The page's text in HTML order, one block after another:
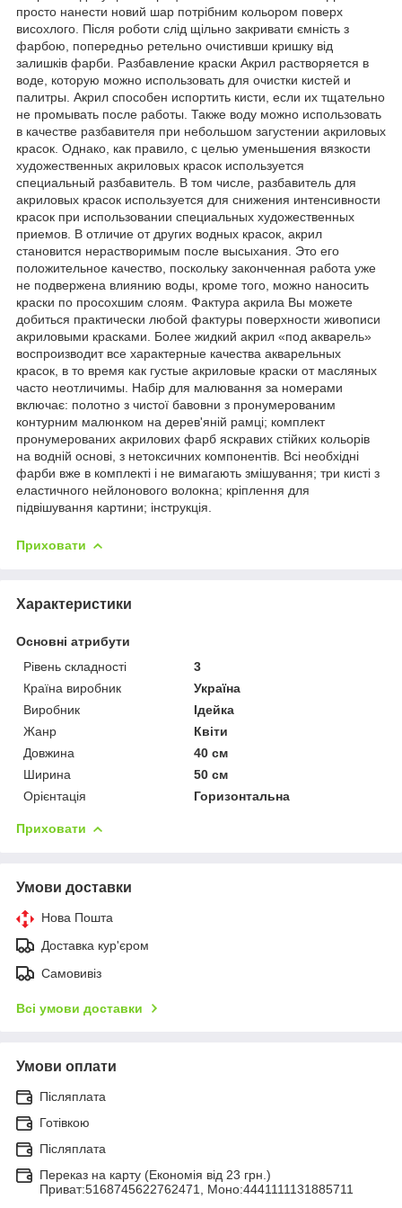
просто нанести новий шар потрібним кольором поверх
висохлого. Після роботи слід щільно закривати ємність з
фарбою, попередньо ретельно очистивши кришку від
залишків фарби. Разбавление краски Акрил растворяется в
воде, которую можно использовать для очистки кистей и
палитры. Акрил способен испортить кисти, если их тщательно
не промывать после работы. Также воду можно использовать
в качестве разбавителя при небольшом загустении акриловых
красок. Однако, как правило, с целью уменьшения вязкости
художественных акриловых красок используется
специальный разбавитель. В том числе, разбавитель для
акриловых красок используется для снижения интенсивности
красок при использовании специальных художественных
приемов. В отличие от других водных красок, акрил
становится нерастворимым после высыхания. Это его
положительное качество, поскольку законченная работа уже
не подвержена влиянию воды, кроме того, можно наносить
краски по просохшим слоям. Фактура акрила Вы можете
добиться практически любой фактуры поверхности живописи
акриловыми красками. Более жидкий акрил «под акварель»
воспроизводит все характерные качества акварельных
красок, в то время как густые акриловые краски от масляных
часто неотличимы. Набір для малювання за номерами
включає: полотно з чистої бавовни з пронумерованим
контурним малюнком на дерев'яній рамці; комплект
пронумерованих акрилових фарб яскравих стійких кольорів
на водній основі, з нетоксичних компонентів. Всі необхідні
фарби вже в комплекті і не вимагають змішування; три кисті з
еластичного нейлонового волокна; кріплення для
підвішування картини; інструкція.
Приховати
Характеристики
Основні атрибути
Рівень складності
3
Країна виробник
Україна
Виробник
Ідейка
Жанр
Квіти
Довжина
40 см
Ширина
50 см
Орієнтація
Горизонтальна
Приховати
Умови доставки
Нова Пошта
Доставка кур'єром
Самовивіз
Всі умови доставки
Умови оплати
Післяплата
Готівкою
Післяплата
Переказ на карту (Економія від 23 грн.)
Приват:5168745622762471, Моно:4441111131885711